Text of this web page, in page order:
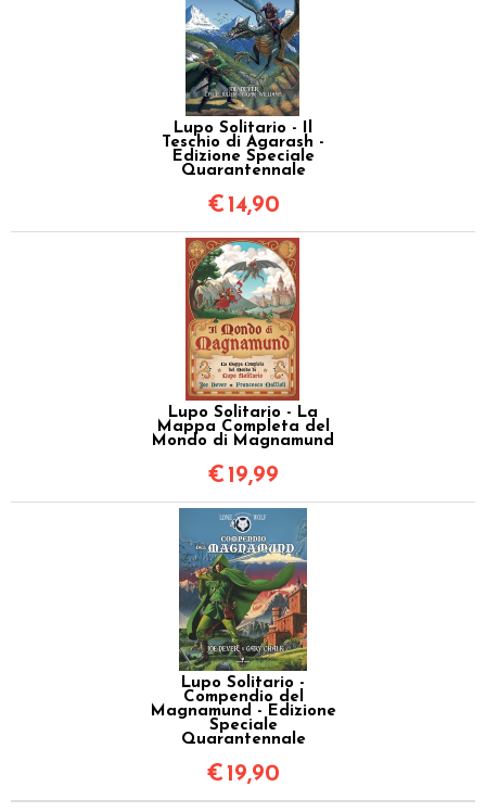
Lupo Solitario - Il
Teschio di Agarash -
Edizione Speciale
Quarantennale
€ 14,90
Lupo Solitario - La
Mappa Completa del
Mondo di Magnamund
€ 19,99
Lupo Solitario -
Compendio del
Magnamund - Edizione
Speciale
Quarantennale
€ 19,90